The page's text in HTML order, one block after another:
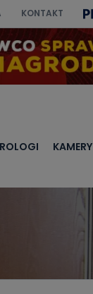
KONTAKT
KAMERY